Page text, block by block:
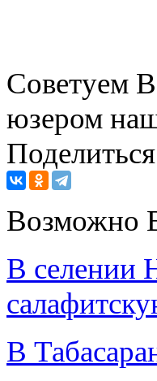
Советуем
юзером
Поделиться
Возможно
В селении
В